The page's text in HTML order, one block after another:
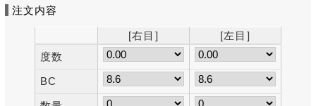
注文内容
[右目]
[左目]
度数
BC